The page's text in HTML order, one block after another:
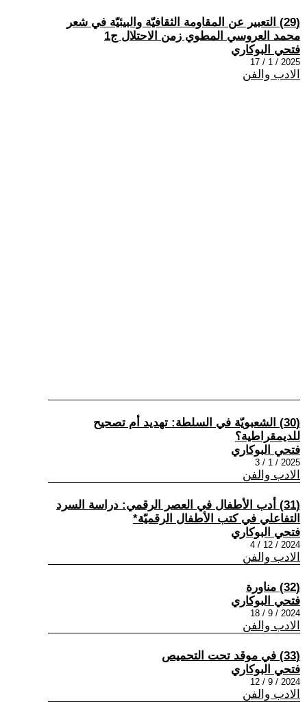
(29) التعبير عن المقاومة الثقافيّة والبيئيّة في شعر
محمد العروسي المطوي زمن الاحتلال ج1
فتحي البوكاري
2025 / 1 / 17
الادب والفن
(30) الشعبويّة في السلطة: تهديد أم تصحيح
للديمقراطية؟
فتحي البوكاري
2025 / 1 / 3
الادب والفن
(31) أدب الأطفال في العصر الرقمي: دراسة السرد
التفاعلي في كتب الأطفال الرقميّة*
فتحي البوكاري
2024 / 12 / 4
الادب والفن
(32) مناورة
فتحي البوكاري
2024 / 9 / 18
الادب والفن
(33) في موقد تحت التحميص
فتحي البوكاري
2024 / 9 / 12
الادب والفن